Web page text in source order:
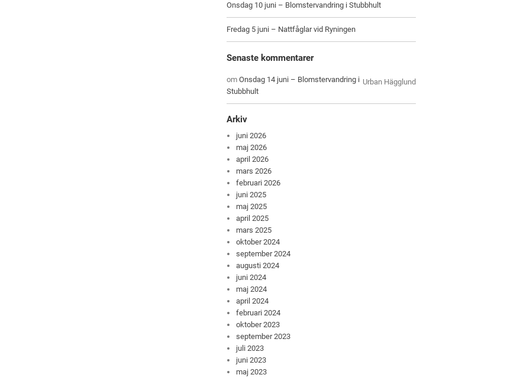
Onsdag 10 juni – Blomstervandring i Stubbhult
Fredag 5 juni – Nattfåglar vid Ryningen
Senaste kommentarer
Urban Hägglund
omOnsdag 14 juni – Blomstervandring i
Stubbhult
Arkiv
juni 2026
maj 2026
april 2026
mars 2026
februari 2026
juni 2025
maj 2025
april 2025
mars 2025
oktober 2024
september 2024
augusti 2024
juni 2024
maj 2024
april 2024
februari 2024
oktober 2023
september 2023
juli 2023
juni 2023
maj 2023